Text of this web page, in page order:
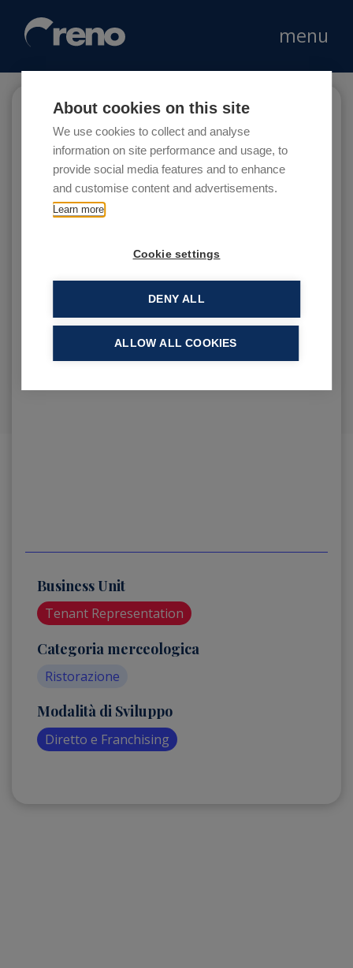
About cookies on this site
We use cookies to collect and analyse
information on site performance and usage, to
provide social media features and to enhance
and customise content and advertisements.
Learn more
Cookie settings
DENY ALL
ALLOW ALL COOKIES
menu
Aldente
Aldente è un concept innovativo e ripetibile a
Business Unit
Tenant Representation
Categoria merceologica
Ristorazione
Modalità di Sviluppo
Diretto e Franchising